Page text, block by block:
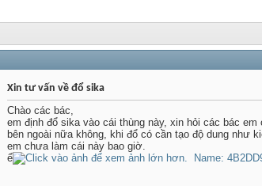
Xin tư vấn về đổ sika
Chào các bác,
em định đổ sika vào cái thùng này, xin hỏi các bác
bên ngoài nữa không, khi đổ có cần tạo độ dung như
em chưa làm cái này bao giờ.
ể